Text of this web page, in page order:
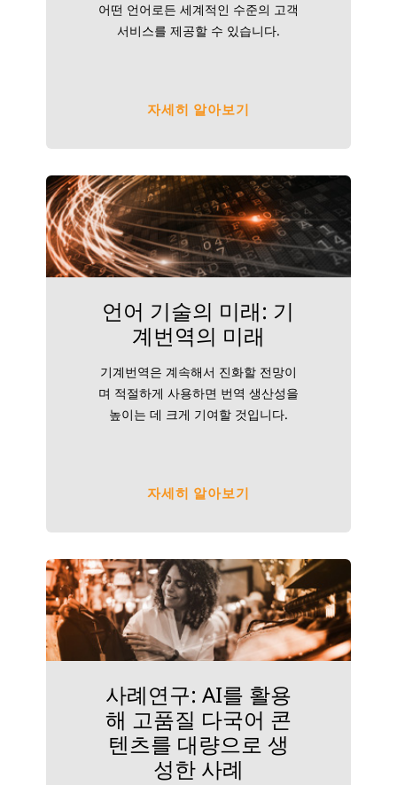
어떤 언어로든 세계적인 수준의 고객
서비스를 제공할 수 있습니다.
자세히 알아보기
언어 기술의 미래: 기
계번역의 미래
기계번역은 계속해서 진화할 전망이
며 적절하게 사용하면 번역 생산성을
높이는 데 크게 기여할 것입니다.
자세히 알아보기
사례연구: AI를 활용
해 고품질 다국어 콘
텐츠를 대량으로 생
성한 사례